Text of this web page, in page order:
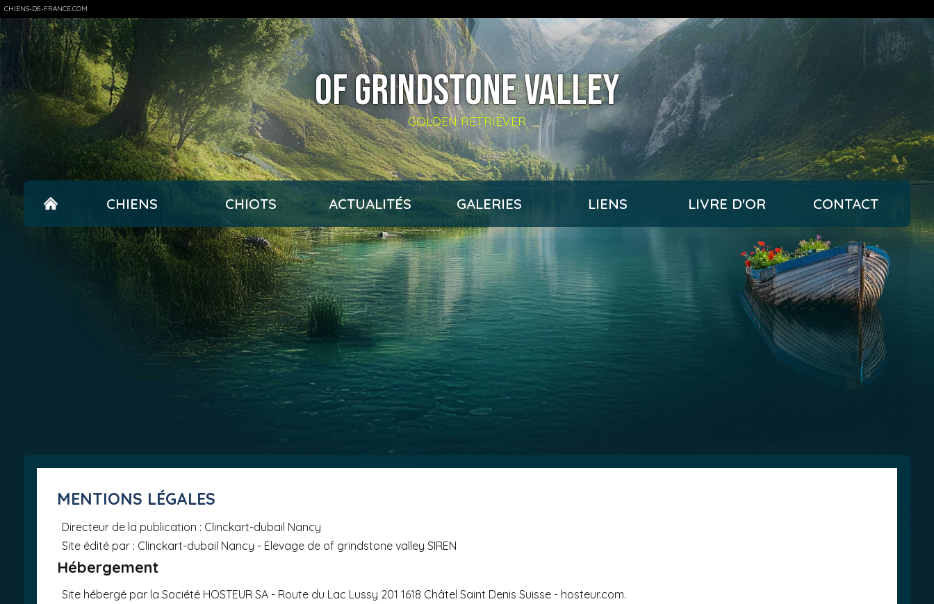
CHIENS-DE-FRANCE.COM
OF GRINDSTONE VALLEY
GOLDEN RETRIEVER
CHIENS CHIOTS ACTUALITÉS GALERIES LIENS LIVRE D'OR CONTACT
MENTIONS LÉGALES
Directeur de la publication : Clinckart-dubail Nancy
Site édité par : Clinckart-dubail Nancy - Elevage de of grindstone valley SIREN
Hébergement
Site hébergé par la Société HOSTEUR SA - Route du Lac Lussy 201 1618 Châtel Saint Denis Suisse - hosteur.com.